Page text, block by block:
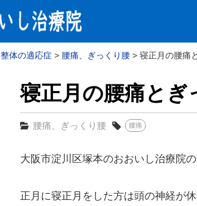
整体の適応症 腰痛、ぎっくり腰 寝正月の腰痛
寝正月の腰痛とぎ
腰痛、ぎっくり腰 腰痛
大阪市淀川区塚本のおおいし治療院の
正月に寝正月をした方は頭の神経が